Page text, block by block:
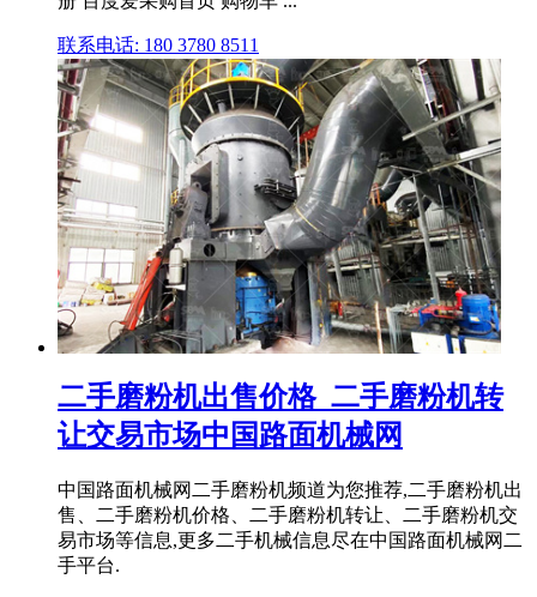
联系电话: 180 3780 8511
二手磨粉机出售价格_二手磨粉机转
让交易市场中国路面机械网
中国路面机械网二手磨粉机频道为您推荐,二手磨粉机出
售、二手磨粉机价格、二手磨粉机转让、二手磨粉机交
易市场等信息,更多二手机械信息尽在中国路面机械网二
手平台.